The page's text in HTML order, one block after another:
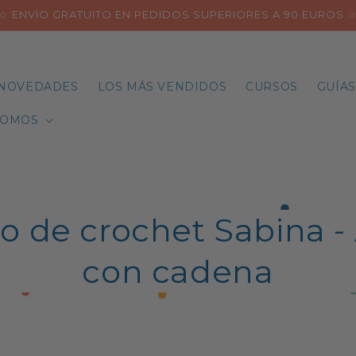
☆ ENVÍO GRATUITO EN PEDIDOS SUPERIORES A 90 EUROS ☆
LOS MÁS VENDIDOS CURSOS GUÍAS
de crochet Sabina -
con cadena